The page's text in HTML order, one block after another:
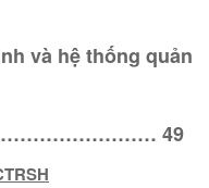
và hệ thống quản
49